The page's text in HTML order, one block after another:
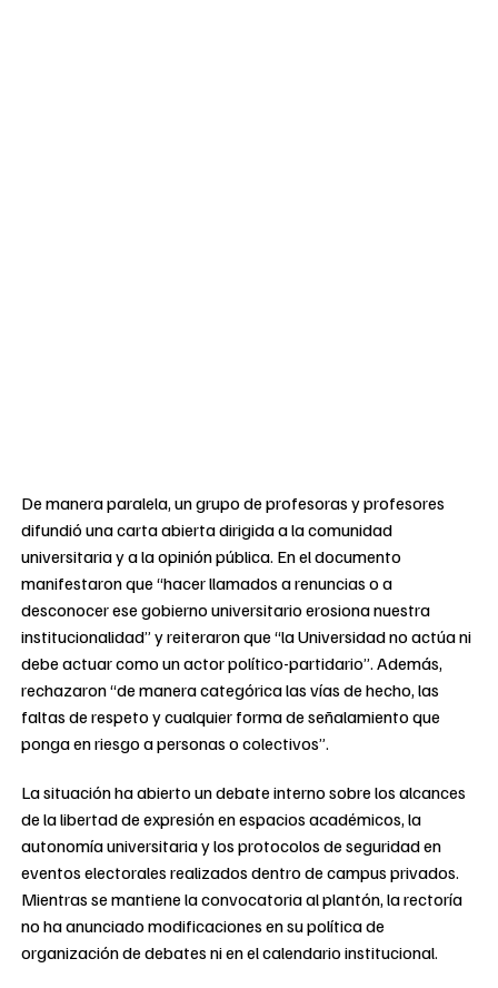
De manera paralela, un grupo de profesoras y profesores
difundió una carta abierta dirigida a la comunidad
universitaria y a la opinión pública. En el documento
manifestaron que “hacer llamados a renuncias o a
desconocer ese gobierno universitario erosiona nuestra
institucionalidad” y reiteraron que “la Universidad no actúa ni
debe actuar como un actor político-partidario”. Además,
rechazaron “de manera categórica las vías de hecho, las
faltas de respeto y cualquier forma de señalamiento que
ponga en riesgo a personas o colectivos”.
La situación ha abierto un debate interno sobre los alcances
de la libertad de expresión en espacios académicos, la
autonomía universitaria y los protocolos de seguridad en
eventos electorales realizados dentro de campus privados.
Mientras se mantiene la convocatoria al plantón, la rectoría
no ha anunciado modificaciones en su política de
organización de debates ni en el calendario institucional.